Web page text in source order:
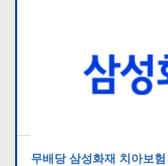
무배당 삼성화재 치아보